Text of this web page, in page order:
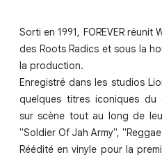
Sorti en 1991, FOREVER réunit
des Roots Radics et sous la
la production.
Enregistré dans les studios
quelques titres iconiques
sur scène tout au long de
"Soldier Of Jah Army",
Réédité en vinyle pour la